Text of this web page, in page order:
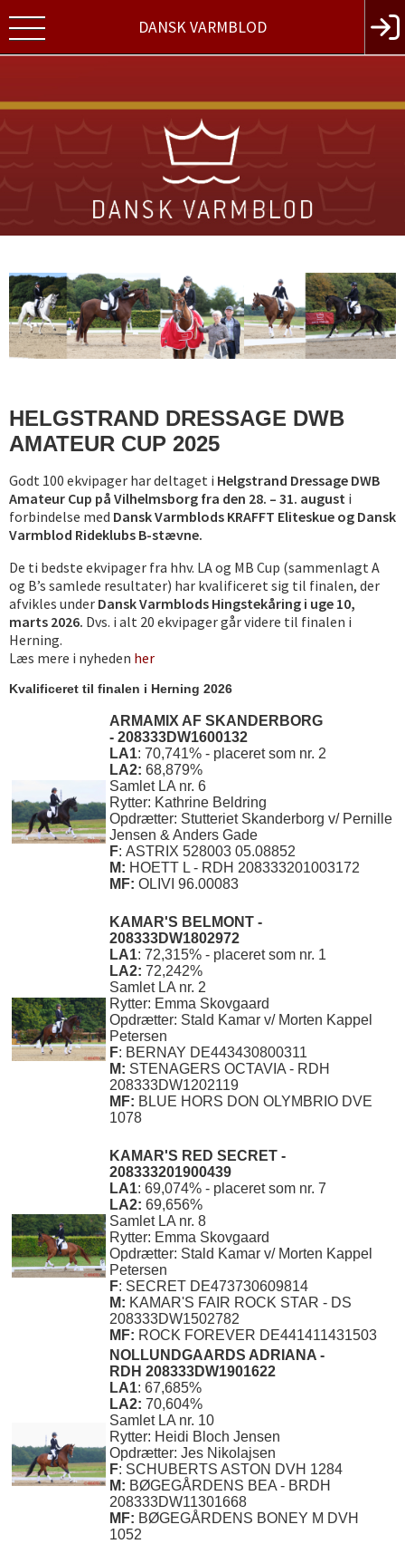
DANSK VARMBLOD
HELGSTRAND DRESSAGE DWB
AMATEUR CUP 2025
Godt 100 ekvipager har deltaget i Helgstrand Dressage DWB
Amateur Cup på Vilhelmsborg fra den 28. – 31. august i
forbindelse med Dansk Varmblods KRAFFT Eliteskue og Dansk
Varmblod Rideklubs B-stævne.
De ti bedste ekvipager fra hhv. LA og MB Cup (sammenlagt A
og B’s samlede resultater) har kvalificeret sig til finalen, der
afvikles under Dansk Varmblods Hingstekåring i uge 10,
marts 2026. Dvs. i alt 20 ekvipager går videre til finalen i
Herning.
Læs mere i nyheden her
Kvalificeret til finalen i Herning 2026
ARMAMIX AF SKANDERBORG
- 208333DW1600132
LA1: 70,741% - placeret som nr. 2
LA2: 68,879%
Samlet LA nr. 6
Rytter: Kathrine Beldring
Opdrætter: Stutteriet Skanderborg v/ Pernille
Jensen & Anders Gade
F: ASTRIX 528003 05.08852
M: HOETT L - RDH 208333201003172
MF: OLIVI 96.00083
KAMAR'S BELMONT -
208333DW1802972
LA1: 72,315% - placeret som nr. 1
LA2: 72,242%
Samlet LA nr. 2
Rytter: Emma Skovgaard
Opdrætter: Stald Kamar v/ Morten Kappel
Petersen
F: BERNAY DE443430800311
M: STENAGERS OCTAVIA - RDH
208333DW1202119
MF: BLUE HORS DON OLYMBRIO DVE
1078
KAMAR'S RED SECRET -
208333201900439
LA1: 69,074% - placeret som nr. 7
LA2: 69,656%
Samlet LA nr. 8
Rytter: Emma Skovgaard
Opdrætter: Stald Kamar v/ Morten Kappel
Petersen
F: SECRET DE473730609814
M: KAMAR'S FAIR ROCK STAR - DS
208333DW1502782
MF: ROCK FOREVER DE441411431503
NOLLUNDGAARDS ADRIANA -
RDH 208333DW1901622
LA1: 67,685%
LA2: 70,604%
Samlet LA nr. 10
Rytter: Heidi Bloch Jensen
Opdrætter: Jes Nikolajsen
F: SCHUBERTS ASTON DVH 1284
M: BØGEGÅRDENS BEA - BRDH
208333DW11301668
MF: BØGEGÅRDENS BONEY M DVH
1052